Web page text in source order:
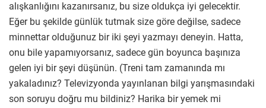
alışkanlığını kazanırsanız, bu size oldukça iyi gelecektir.
Eğer bu şekilde günlük tutmak size göre değilse, sadece
minnettar olduğunuz bir iki şeyi yazmayı deneyin. Hatta,
onu bile yapamıyorsanız, sadece gün boyunca başınıza
gelen iyi bir şeyi düşünün. (Treni tam zamanında mı
yakaladınız? Televizyonda yayınlanan bilgi yarışmasındaki
son soruyu doğru mu bildiniz? Harika bir yemek mi